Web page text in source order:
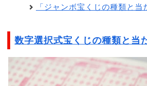
「ジャンボ宝くじの種類と当
数字選択式宝くじの種類と当